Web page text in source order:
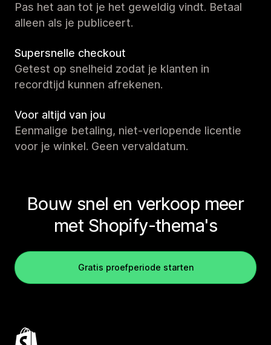
Pas het aan tot je het geweldig vindt. Betaal
alleen als je publiceert.
Supersnelle checkout
Getest op snelheid zodat je klanten in
recordtijd kunnen afrekenen.
Voor altijd van jou
Eenmalige betaling, niet-verlopende licentie
voor je winkel. Geen vervaldatum.
Bouw snel en verkoop meer
met Shopify-thema's
Gratis proefperiode starten